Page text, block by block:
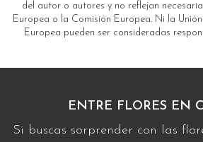
del autor o autores y no reflejan
Europea o la Comisión Europea. Ni la
Europea pueden ser consideradas
ENTRE FLORES EN
Si buscas sorprender con las